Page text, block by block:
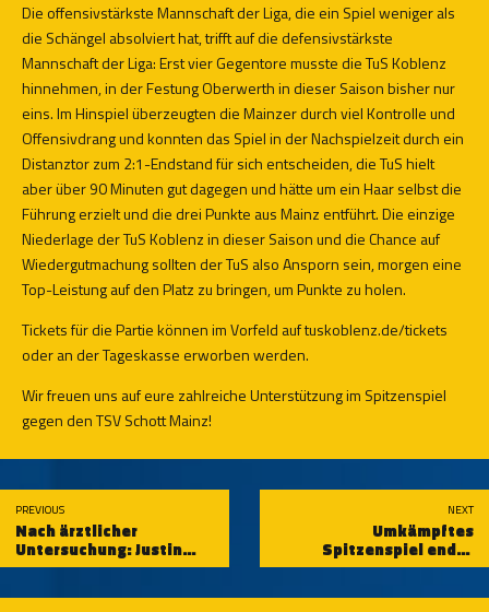
Die offensivstärkste Mannschaft der Liga, die ein Spiel weniger als
die Schängel absolviert hat, trifft auf die defensivstärkste
Mannschaft der Liga: Erst vier Gegentore musste die TuS Koblenz
hinnehmen, in der Festung Oberwerth in dieser Saison bisher nur
eins. Im Hinspiel überzeugten die Mainzer durch viel Kontrolle und
Offensivdrang und konnten das Spiel in der Nachspielzeit durch ein
Distanztor zum 2:1-Endstand für sich entscheiden, die TuS hielt
aber über 90 Minuten gut dagegen und hätte um ein Haar selbst die
Führung erzielt und die drei Punkte aus Mainz entführt. Die einzige
Niederlage der TuS Koblenz in dieser Saison und die Chance auf
Wiedergutmachung sollten der TuS also Ansporn sein, morgen eine
Top-Leistung auf den Platz zu bringen, um Punkte zu holen.
Tickets für die Partie können im Vorfeld auftuskoblenz.de/tickets
oder an der Tageskasse erworben werden.
Wir freuen uns auf eure zahlreiche Unterstützung im Spitzenspiel
gegen den TSV Schott Mainz!
PREVIOUS
Nach ärztlicher
Untersuchung: Justin
Klein fällt vorläufig aus
NEXT
Umkämpftes
Spitzenspiel endet
torlos: TuS Koblenz und
trennen sich 0:0-